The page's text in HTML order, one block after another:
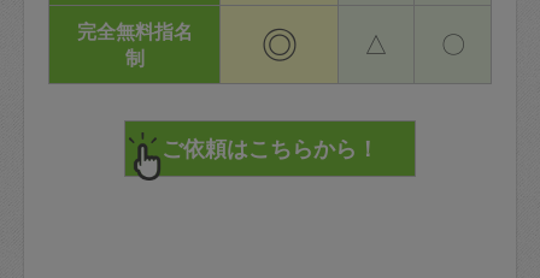
完全無料指名
制
◎ △ 〇